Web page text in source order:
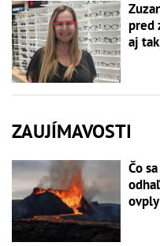
pred
aj
ZAUJÍMAVOSTI
Čo